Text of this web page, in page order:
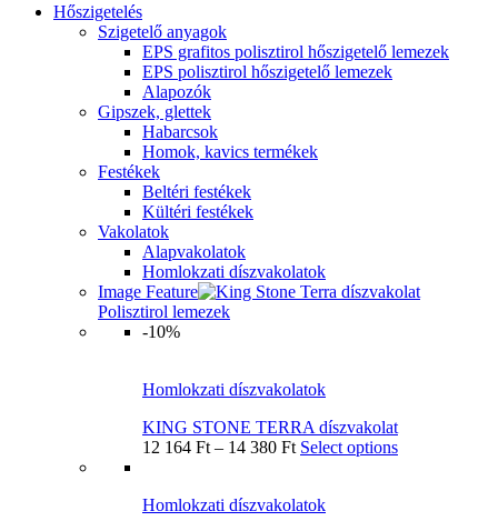
Hőszigetelés
Szigetelő anyagok
EPS grafitos polisztirol hőszigetelő lemezek
EPS polisztirol hőszigetelő lemezek
Alapozók
Gipszek, glettek
Habarcsok
Homok, kavics termékek
Festékek
Beltéri festékek
Kültéri festékek
Vakolatok
Alapvakolatok
Homlokzati díszvakolatok
Image Feature
Polisztirol lemezek
-10%
Homlokzati díszvakolatok
KING STONE TERRA díszvakolat
12 164 Ft – 14 380 Ft Select options
Homlokzati díszvakolatok